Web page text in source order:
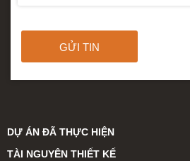
GỬI TIN
DỰ ÁN ĐÃ THỰC HIỆN
TÀI NGUYÊN THIẾT KẾ